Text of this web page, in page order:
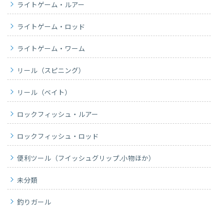
ライトゲーム・ルアー
ライトゲーム・ロッド
ライトゲーム・ワーム
リール（スピニング）
リール（ベイト）
ロックフィッシュ・ルアー
ロックフィッシュ・ロッド
便利ツール（フイッシュグリップ.小物ほか）
未分類
釣りガール